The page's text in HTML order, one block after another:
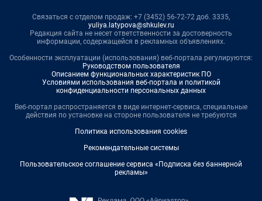
Связаться с отделом продаж: +7 (3452) 56-72-72 доб. 3335,
yuliya.latypova@shkulev.ru
Редакция сайта не несет ответственности за достоверность
информации, содержащейся в рекламных объявлениях.
Особенности эксплуатации (использования) веб-портала регулируются:
Руководством пользователя
Описанием функциональных характеристик ПО
Условиями использования веб-портала и политикой
конфиденциальности персональных данных
Веб-портал распространяется в виде интернет-сервиса, специальные
действия по установке на стороне пользователя не требуются
Политика использования cookies
Рекомендательные системы
Пользовательское соглашение сервиса «Подписка без баннерной
рекламы»